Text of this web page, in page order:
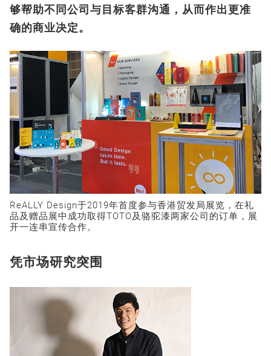
够帮助不同公司与目标客群沟通，从而作出更准
确的商业决定。
ReALLY Design于2019年首度参与香港贸发局展览，在礼
品及赠品展中成功取得TOTO及骆驼漆两家公司的订单，展
开一连串宣传合作。
凭市场研究突围